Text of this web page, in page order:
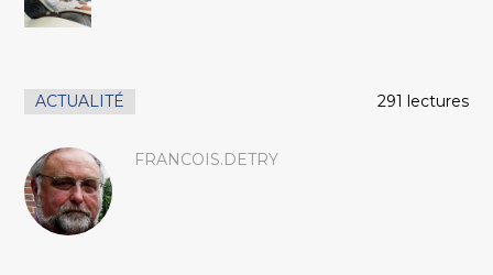
ACTUALITÉ 291 lectures
FRANCOIS.DETRY